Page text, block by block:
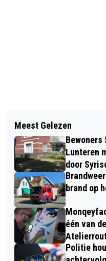
GELEKTE
VRIJDAG
KAMERBRIEVEN
ECHTPAAR
LINDEN 65 JAAR
Meest Gelezen
Bewoners
Lunteren
door
brand op
één van
Politie